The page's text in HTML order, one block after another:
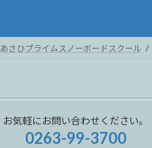
あさひプライムスノーボードスクール
お気軽にお問い合わせください。
0263-99-3700